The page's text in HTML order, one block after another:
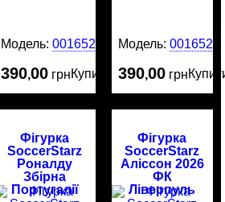
Модель:0016524
390,00 грнКупити
Модель: 0016523
390,00 грн
Фігурка
SoccerStarz
Роналду
Збірна
Португалії
Фігурка
SoccerStarz
Аліссон 2026
ФК
Ліверпуль